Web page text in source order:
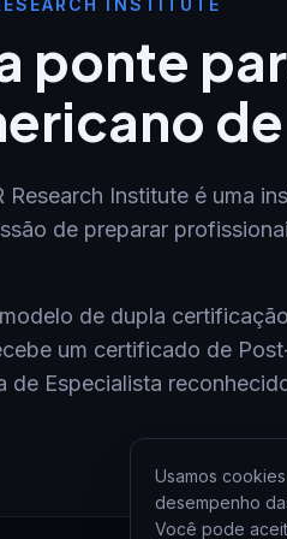
Usamos
desempenho
Você pode
INSTITUTE
ponte
Research Institute é uma
de preparar
de dupla
um certificado de
de Especialista